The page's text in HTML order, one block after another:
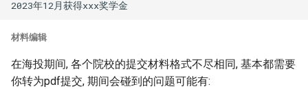
材料编辑
在海投期间, 各个院校的提交材料格式不尽相同, 基本都需要
你转为pdf提交, 期间会碰到的问题可能有: